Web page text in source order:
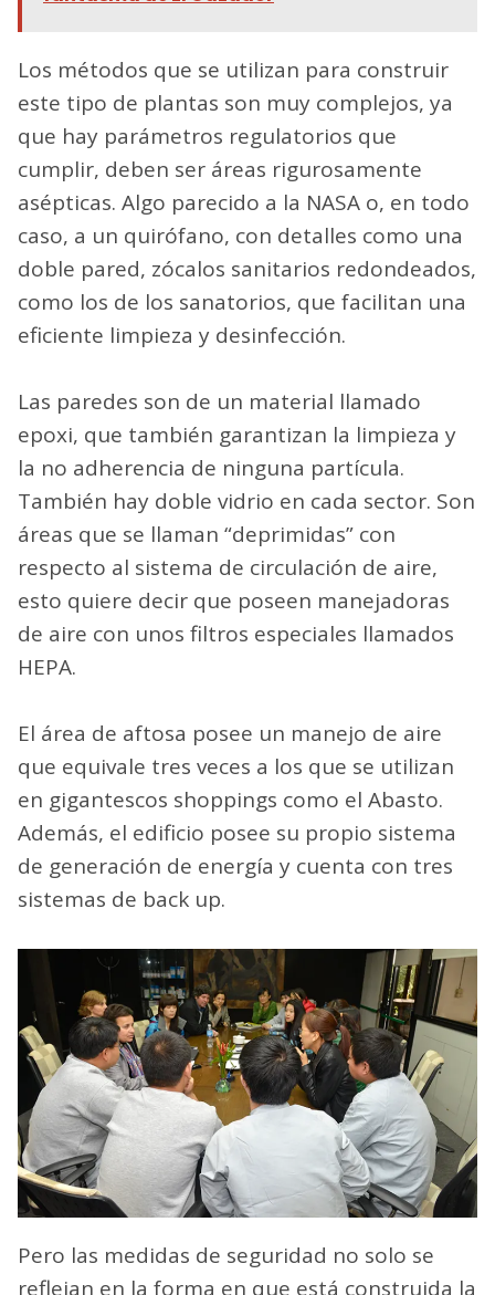
Los métodos que se utilizan para construir
este tipo de plantas son muy complejos, ya
que hay parámetros regulatorios que
cumplir, deben ser áreas rigurosamente
asépticas. Algo parecido a la NASA o, en todo
caso, a un quirófano, con detalles como una
doble pared, zócalos sanitarios redondeados,
como los de los sanatorios, que facilitan una
eficiente limpieza y desinfección.
Las paredes son de un material llamado
epoxi, que también garantizan la limpieza y
la no adherencia de ninguna partícula.
También hay doble vidrio en cada sector. Son
áreas que se llaman “deprimidas” con
respecto al sistema de circulación de aire,
esto quiere decir que poseen manejadoras
de aire con unos filtros especiales llamados
HEPA.
El área de aftosa posee un manejo de aire
que equivale tres veces a los que se utilizan
en gigantescos shoppings como el Abasto.
Además, el edificio posee su propio sistema
de generación de energía y cuenta con tres
sistemas de back up.
Pero las medidas de seguridad no solo se
reflejan en la forma en que está construida la